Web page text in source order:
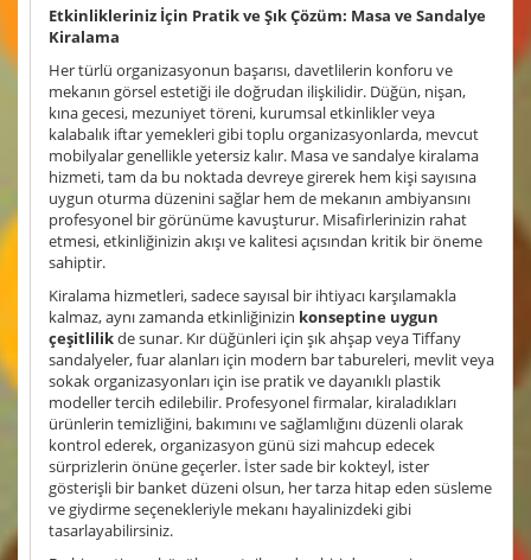
Etkinlikleriniz İçin Pratik ve Şık Çözüm: Masa ve Sandalye
Kiralama
Her türlü organizasyonun başarısı, davetlilerin konforu ve
mekanın görsel estetiği ile doğrudan ilişkilidir. Düğün, nişan,
kına gecesi, mezuniyet töreni, kurumsal etkinlikler veya
kalabalık iftar yemekleri gibi toplu organizasyonlarda, mevcut
mobilyalar genellikle yetersiz kalır. Masa ve sandalye kiralama
hizmeti, tam da bu noktada devreye girerek hem kişi sayısına
uygun oturma düzenini sağlar hem de mekanın ambiyansını
profesyonel bir görünüme kavuşturur. Misafirlerinizin rahat
etmesi, etkinliğinizin akışı ve kalitesi açısından kritik bir öneme
sahiptir.
Kiralama hizmetleri, sadece sayısal bir ihtiyacı karşılamakla
kalmaz, aynı zamanda etkinliğinizin konseptine uygun
çeşitlilikde sunar. Kır düğünleri için şık ahşap veya Tiffany
sandalyeler, fuar alanları için modern bar tabureleri, mevlit veya
sokak organizasyonları için ise pratik ve dayanıklı plastik
modeller tercih edilebilir. Profesyonel firmalar, kiraladıkları
ürünlerin temizliğini, bakımını ve sağlamlığını düzenli olarak
kontrol ederek, organizasyon günü sizi mahcup edecek
sürprizlerin önüne geçerler. İster sade bir kokteyl, ister
gösterişli bir banket düzeni olsun, her tarza hitap eden süsleme
ve giydirme seçenekleriyle mekanı hayalinizdeki gibi
tasarlayabilirsiniz.